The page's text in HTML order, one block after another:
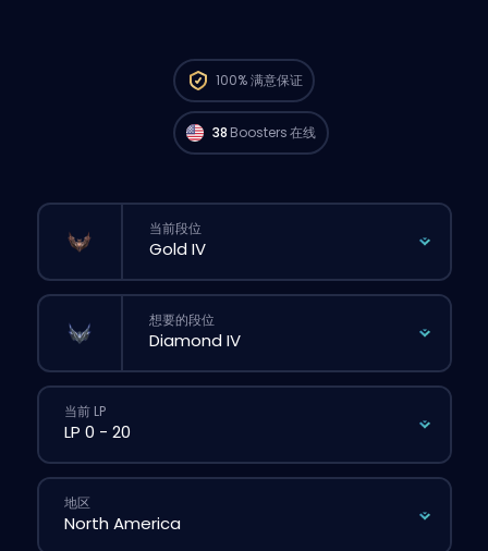
100%满意保证
来自 North America 的 Challenger 玩家
就能马上开打你的订单。🔥
38 Boosters 在线
当前段位
想要的段位
当前 LP
地区